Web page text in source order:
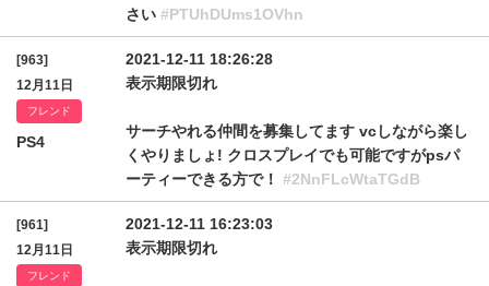
さい #PTUhDUms1OVhn
[963]
12月11日
フレンド
PS4
2021-12-11 18:26:28
表示期限切れ
サーチやれる仲間を募集してます vcしながら楽し
くやりましょ! クロスプレイでも可能ですがpsパ
ーティーできる方で！ #2NnFLcWtaTGdB
[961]
12月11日
フレンド
2021-12-11 16:23:03
表示期限切れ